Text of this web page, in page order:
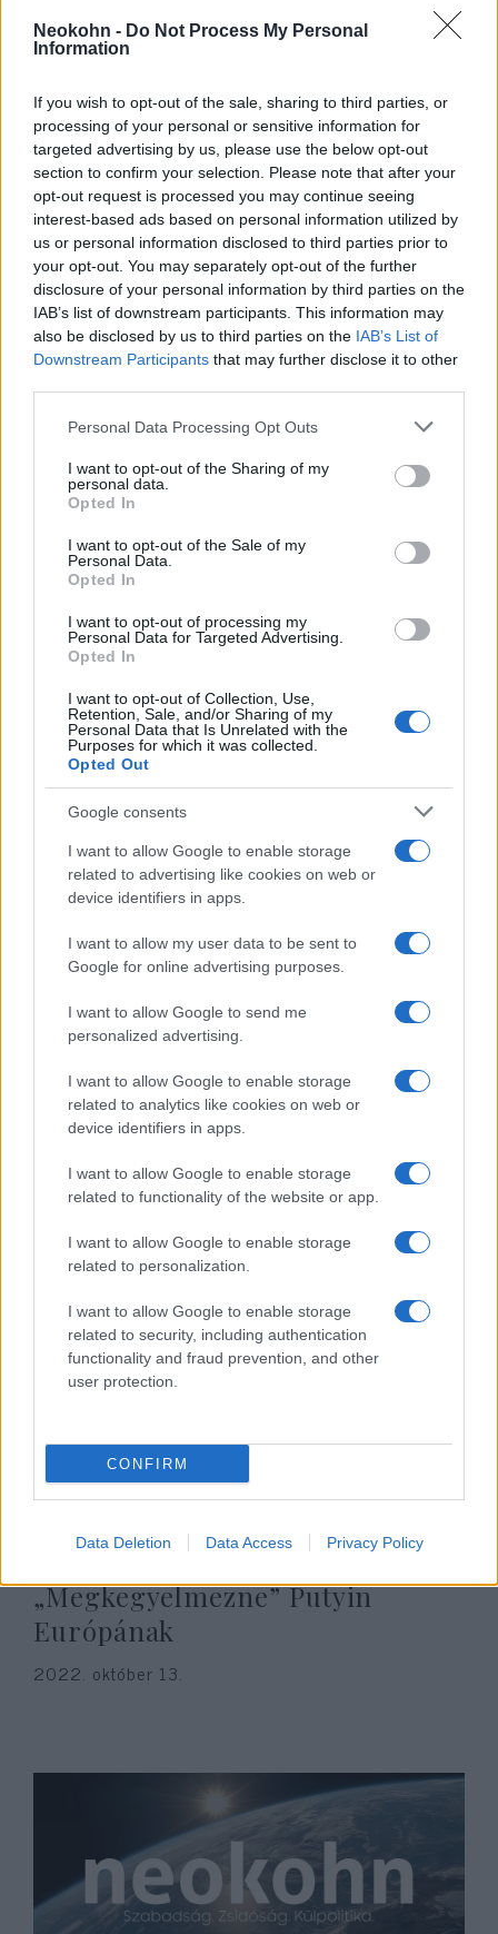
Neokohn - Do Not Process My Personal
Information
If you wish to opt-out of the sale, sharing to third parties, or
processing of your personal or sensitive information for
targeted advertising by us, please use the below opt-out
section to confirm your selection. Please note that after your
opt-out request is processed you may continue seeing
interest-based ads based on personal information utilized by
us or personal information disclosed to third parties prior to
your opt-out. You may separately opt-out of the further
disclosure of your personal information by third parties on the
IAB’s list of downstream participants. This information may
also be disclosed by us to third parties on the IAB’s List of
Downstream Participants that may further disclose it to other
Please note that this website/app uses one or more Google
not limited to your visit or usage behaviour. You may click to
grant or deny consent to Google and its third-party tags to
use your data for below specified purposes in below Google
consent section.
Personal Data Processing Opt Outs
I want to opt-out of the Sharing of my
personal data.
Opted In
I want to opt-out of the Sale of my
Personal Data.
Opted In
I want to opt-out of processing my
Personal Data for Targeted Advertising.
Opted In
I want to opt-out of Collection, Use,
Retention, Sale, and/or Sharing of my
Personal Data that Is Unrelated with the
Purposes for which it was collected.
Opted Out
Google consents
I want to allow Google to enable storage
related to advertising like cookies on web or
device identifiers in apps.
I want to allow my user data to be sent to
Google for online advertising purposes.
I want to allow Google to send me
personalized advertising.
I want to allow Google to enable storage
related to analytics like cookies on web or
device identifiers in apps.
I want to allow Google to enable storage
related to functionality of the website or app.
I want to allow Google to enable storage
related to personalization.
I want to allow Google to enable storage
related to security, including authentication
functionality and fraud prevention, and other
user protection.
CONFIRM
Data Deletion Data Access Privacy Policy
Szijjártó szerint el kéne
árasztani földgázzal az európai
2022. október 25.
Német politikus: Kapjon zöld utat
az Északi Áramlat 2, amint véget
ér a háború
2022. október 24.
Németországi blackout:
Krisztina Koenen
2022. október 20.
„Megkegyelmezne” Putyin
Európának
2022. október 13.